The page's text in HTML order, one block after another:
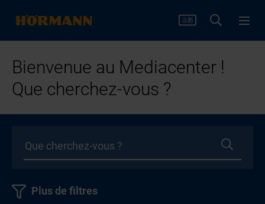
Bienvenue au Mediacenter !
Que cherchez-vous ?
Plus de filtres